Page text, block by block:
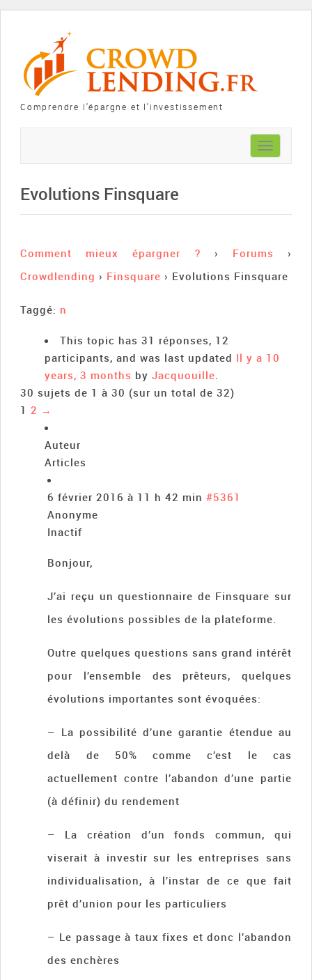
Comprendre l'épargne et l'investissement
Toggle
navigation
Evolutions Finsquare
Comment mieux épargner ? › Forums
›
Crowdlending › Finsquare › Evolutions Finsquare
Taggé: n
This topic has 31 réponses, 12
participants, and was last updated Il y a 10
years, 3 months byJacquouille.
30 sujets de 1 à 30 (sur un total de 32)
1 2 →
Auteur
Articles
6 février 2016 à 11 h 42 min #5361
Anonyme
Inactif
Bonjour,
J’ai reçu un questionnaire de Finsquare sur
les évolutions possibles de la plateforme.
Outre quelques questions sans grand intérêt
pour l’ensemble des prêteurs, quelques
évolutions importantes sont évoquées:
– La possibilité d’une garantie étendue au
delà de 50% comme c’est le cas
actuellement contre l’abandon d’une partie
(à définir) du rendement
– La création d’un fonds commun, qui
viserait à investir sur les entreprises sans
individualisation, à l’instar de ce que fait
prêt d’union pour les particuliers
– Le passage à taux fixes et donc l’abandon
des enchères